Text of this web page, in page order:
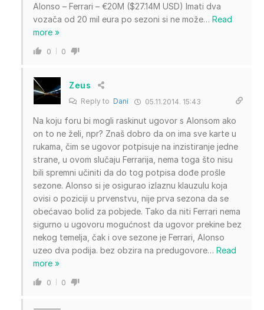
Alonso – Ferrari – €20M ($27.14M USD) Imati dva
vozača od 20 mil eura po sezoni si ne može… Read
more »
0 0
Zeus
Reply to Dani 05.11.2014. 15:43
Na koju foru bi mogli raskinut ugovor s Alonsom ako
on to ne želi, npr? Znaš dobro da on ima sve karte u
rukama, čim se ugovor potpisuje na inzistiranje jedne
strane, u ovom slučaju Ferrarija, nema toga što nisu
bili spremni učiniti da do tog potpisa dođe prošle
sezone. Alonso si je osigurao izlaznu klauzulu koja
ovisi o poziciji u prvenstvu, nije prva sezona da se
obećavao bolid za pobjede. Tako da niti Ferrari nema
sigurno u ugovoru mogućnost da ugovor prekine bez
nekog temelja, čak i ove sezone je Ferrari, Alonso
uzeo dva podija. bez obzira na predugovore… Read
more »
0 0